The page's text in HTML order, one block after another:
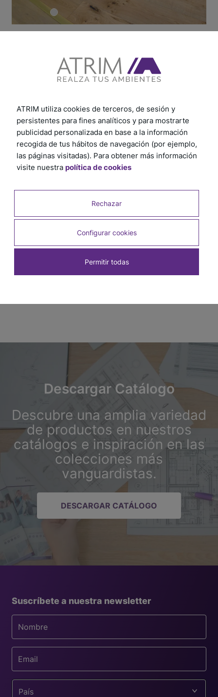
Tapacanto Natural 16 mm x 16 mm x 2,5 m
Descargar Catálogo
Descubre una amplia variedad
de productos en nuestros
catálogos e inspiración en las
colecciones más
vanguardistas.
DESCARGAR CATÁLOGO
Suscríbete a nuestra newsletter
País
ATRIM utiliza cookies de terceros, de sesión y
persistentes para fines analíticos y para mostrarte
publicidad personalizada en base a la información
recogida de tus hábitos de navegación (por ejemplo,
las páginas visitadas). Para obtener más información
visite nuestra política de cookies
Rechazar
Configurar cookies
Permitir todas